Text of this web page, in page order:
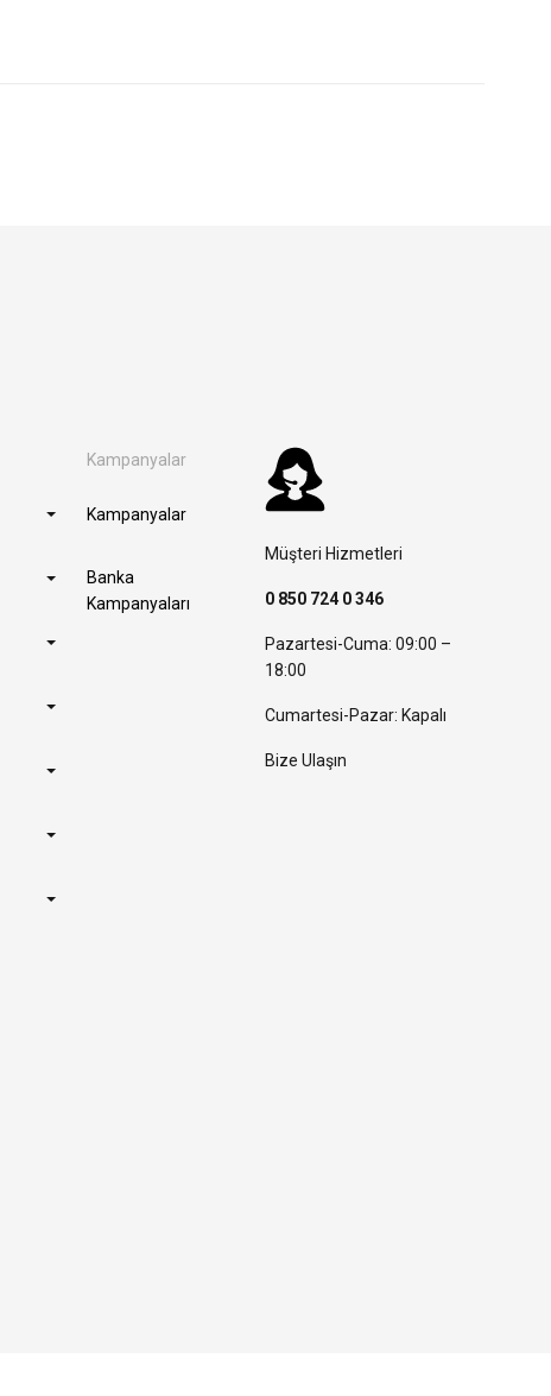
Kampanyalar
Kampanyalar
Banka
Kampanyaları
Müşteri Hizmetleri
0 850 724 0 346
Pazartesi-Cuma: 09:00 –
18:00
Cumartesi-Pazar: Kapalı
Bize Ulaşın